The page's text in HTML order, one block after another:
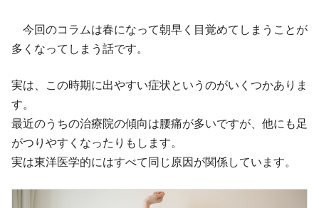
今回のコラムは春になって朝早く目覚めてしまうことが
多くなってしまう話です。
実は、この時期に出やすい症状というのがいくつかありま
す。
最近のうちの治療院の傾向は腰痛が多いですが、他にも足
がつりやすくなったりもします。
実は東洋医学的にはすべて同じ原因が関係しています。